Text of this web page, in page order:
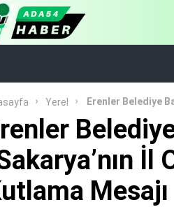
Yerel Erenler Belediye
İl
Mesajı